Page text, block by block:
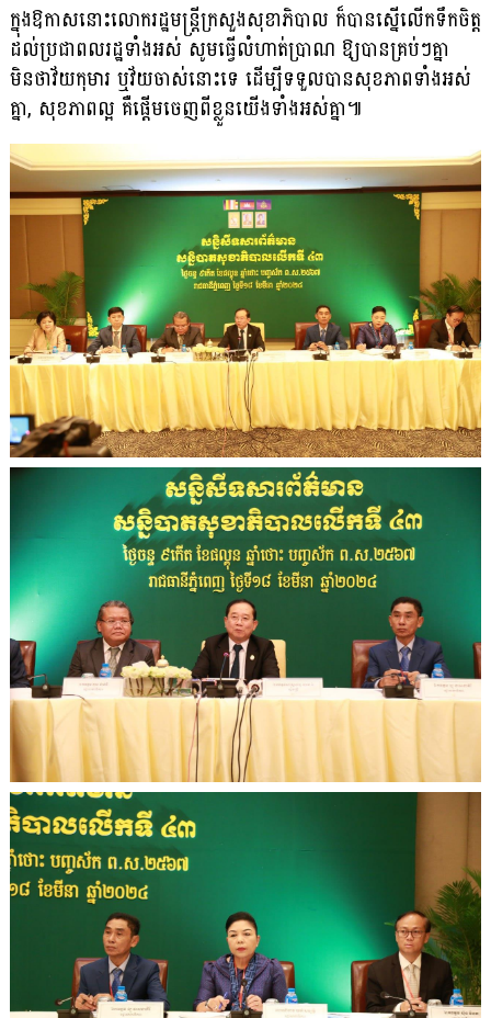
ក្នុងឱកាសនោះលោករដ្ឋមន្ដ្រីក្រសួងសុខាភិបាល ក៏បានស្នើលើកទឹកចិត្ដ
ដល់ប្រជាពលរដ្ឋទាំងអស់ សូមធ្វើលំហាត់ប្រាណ ឱ្យបានគ្រប់ៗគ្នា
មិនថាវ័យកុមារ ឬវ័យចាស់នោះទេ ដើម្បីទទួលបានសុខភាពទាំងអស់
គ្នា, សុខភាពល្អ គឺផ្ដើមចេញពីខ្លួនយើងទាំងអស់គ្នា៕